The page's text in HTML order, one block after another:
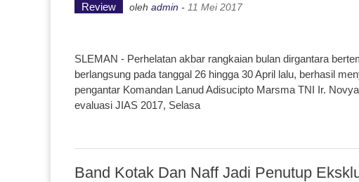
Review oleh admin - 11 Mei 2017
SLEMAN - Perhelatan akbar rangkaian bulan dirgantara
berlangsung pada tanggal 26 hingga 30 April lalu, berhasil
pengantar Komandan Lanud Adisucipto Marsma TNI Ir.
evaluasi JIAS 2017, Selasa
Band Kotak Dan Naff Jadi Penutup